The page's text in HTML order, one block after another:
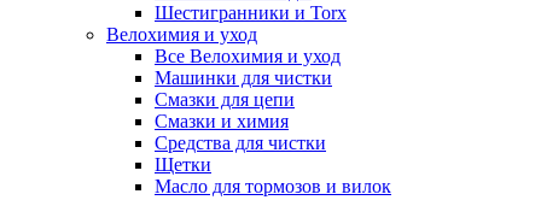
Шестигранники и Torx
Велохимия и уход
Все Велохимия и уход
Машинки для чистки
Смазки для цепи
Смазки и химия
Средства для чистки
Щетки
Масло для тормозов и вилок